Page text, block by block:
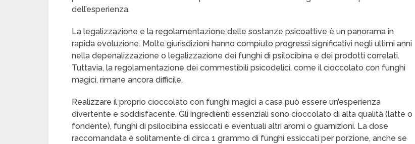
dell’esperienza.
La legalizzazione e la regolamentazione delle sostanze psicoattive è un panorama in
rapida evoluzione. Molte giurisdizioni hanno compiuto progressi significativi negli ultimi anni
nella depenalizzazione o legalizzazione dei funghi di psilocibina e dei prodotti correlati.
Tuttavia, la regolamentazione dei commestibili psicodelici, come il cioccolato con funghi
magici, rimane ancora difficile.
Realizzare il proprio cioccolato con funghi magici a casa può essere un’esperienza
divertente e soddisfacente. Gli ingredienti essenziali sono cioccolato di alta qualità (latte o
fondente), funghi di psilocibina essiccati e eventuali altri aromi o guarnizioni. La dose
raccomandata è solitamente di circa 1 grammo di funghi essiccati per porzione, anche se